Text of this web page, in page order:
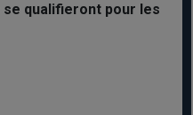
qualifieront pour les